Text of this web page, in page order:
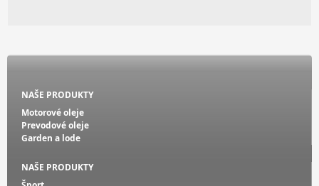
NAŠE PRODUKTY
Motorové oleje
Prevodové oleje
Garden a lode
NAŠE PRODUKTY